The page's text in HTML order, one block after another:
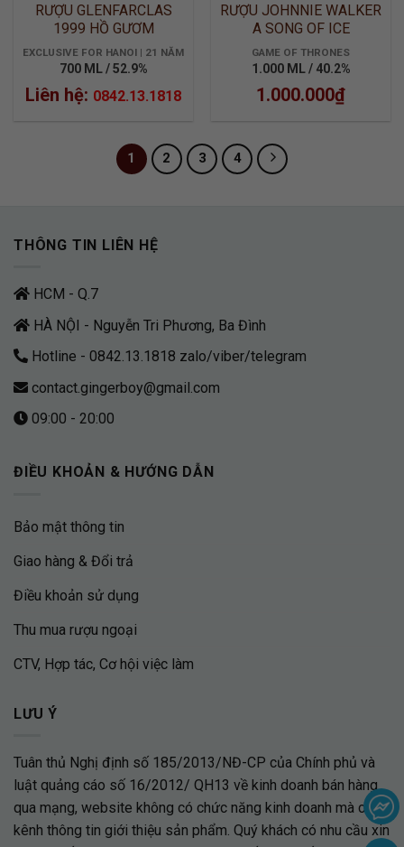
RƯỢU GLENFARCLAS
1999 HỒ GƯƠM
EXCLUSIVE FOR HANOI | 21 NĂM
700 ML / 52.9%
Liên hệ: 0842.13.1818
RƯỢU JOHNNIE WALKER
A SONG OF ICE
GAME OF THRONES
1.000 ML / 40.2%
1.000.000₫
1 2 3 4
THÔNG TIN LIÊN HỆ
HCM - Q.7
HÀ NỘI - Nguyễn Tri Phương, Ba Đình
Hotline - 0842.13.1818 zalo/viber/telegram
contact.gingerboy@gmail.com
09:00 - 20:00
ĐIỀU KHOẢN & HƯỚNG DẪN
Bảo mật thông tin
Giao hàng & Đổi trả
Điều khoản sử dụng
Thu mua rượu ngoại
CTV, Hợp tác, Cơ hội việc làm
LƯU Ý
Tuân thủ Nghị định số 185/2013/NĐ-CP của Chính phủ và
luật quảng cáo số 16/2012/ QH13 về kinh doanh bán hàng
qua mạng, website không có chức năng kinh doanh mà chỉ là
kênh thông tin giới thiệu sản phẩm. Quý khách có nhu cầu xin